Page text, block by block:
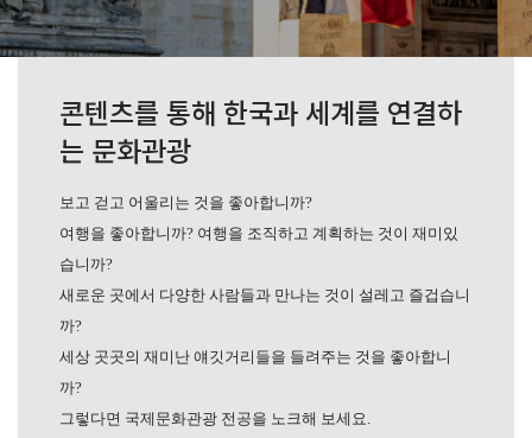
콘텐츠를 통해 한국과 세계를 연결하
는 문화관광
보고 걷고 어울리는 것을 좋아합니까?
여행을 좋아합니까? 여행을 조직하고 계획하는 것이 재미있
습니까?
새로운 곳에서 다양한 사람들과 만나는 것이 설레고 즐겁습니
까?
세상 곳곳의 재미난 얘깃거리들을 들려주는 것을 좋아합니
까?
그렇다면 국제문화관광 전공을 노크해 보세요.